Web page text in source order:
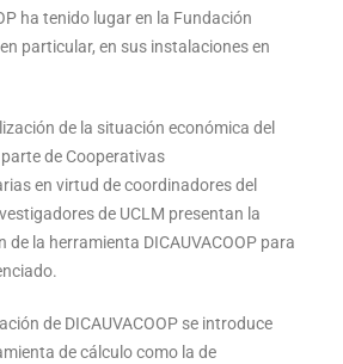
ha tenido lugar en la Fundación
particular, en sus instalaciones en
de la situación económica del
de Cooperativas
en virtud de coordinadores del
de UCLM presentan la
de la herramienta DICAUVACOOP para
de DICAUVACOOP se introduce
de cálculo como la de